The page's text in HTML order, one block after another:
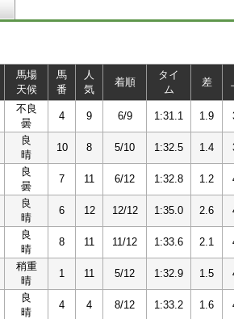
馬場
天候
馬
番
人
気
着順
タイ
ム
差
不良
曇
4 9 6/9 1:31.1 1.9
良
晴
10 8 5/10 1:32.5 1.4
良
曇
7 11 6/12 1:32.8 1.2
良
晴
6 12 12/12 1:35.0 2.6
良
晴
8 11 11/12 1:33.6 2.1
稍重
晴
1 11 5/12 1:32.9 1.5
良
晴
4 4 8/12 1:33.2 1.6